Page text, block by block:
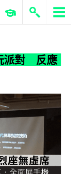
ERP 與商業 AI
派對 反應